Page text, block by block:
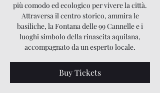
più comodo ed ecologico per vivere la città.
Attraversa il centro storico, ammira le
basiliche, la Fontana delle 99 Cannelle e i
luoghi simbolo della rinascita aquilana,
accompagnato da un esperto locale.
Buy Tickets